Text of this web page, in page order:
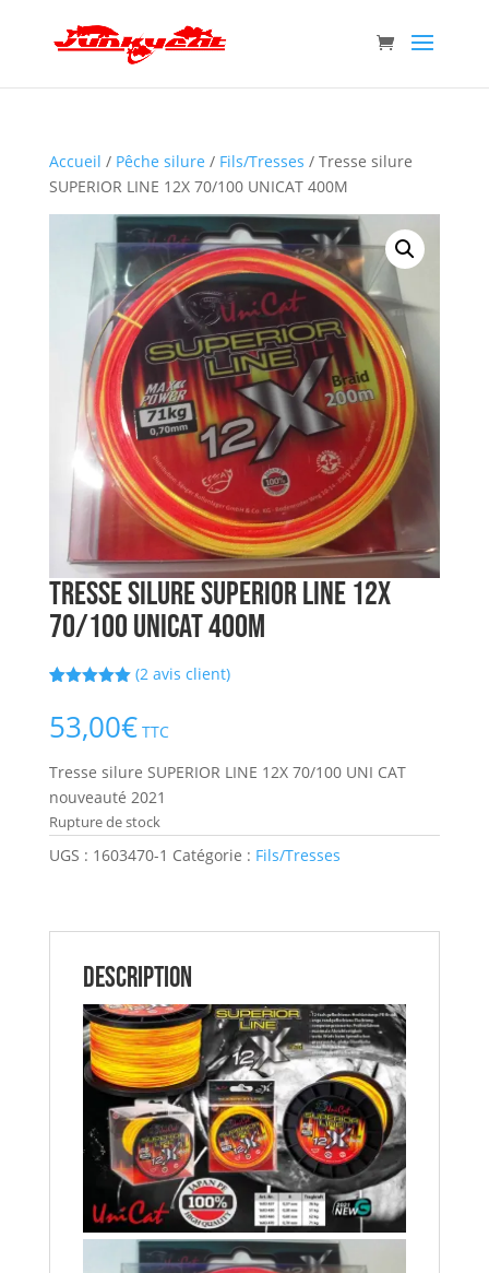
Accueil / Pêche silure / Fils/Tresses / Tresse silure
SUPERIOR LINE 12X 70/100 UNICAT 400M
Tresse silure SUPERIOR LINE 12X
70/100 UNICAT 400M
basé sur
notations
(2 avis client)
53,00€ TTC
Tresse silure SUPERIOR LINE 12X 70/100 UNI CAT
nouveauté 2021
Rupture de stock
UGS : 1603470-1 Catégorie : Fils/Tresses
Description